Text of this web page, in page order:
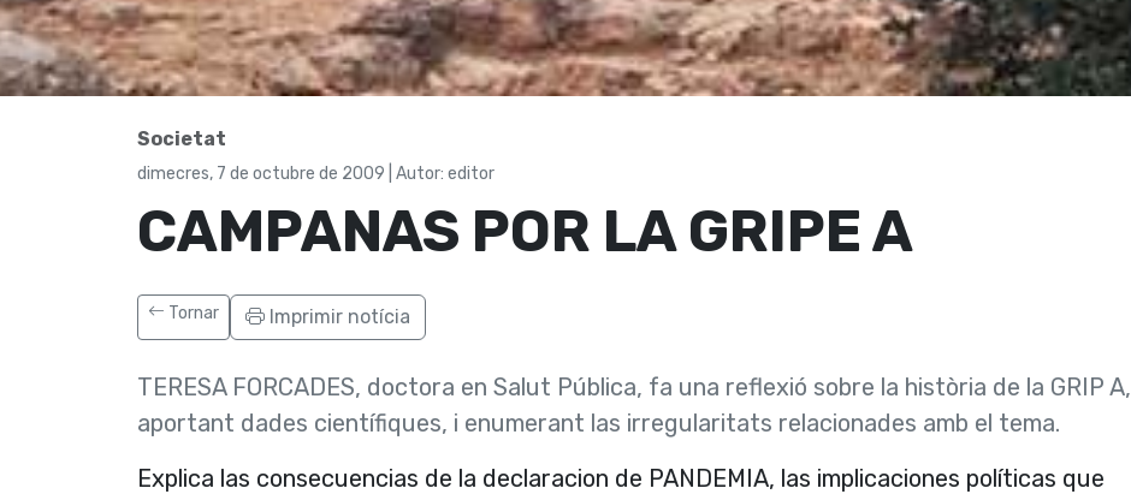
Societat
dimecres, 7 de octubre de 2009 | Autor: editor
CAMPANAS POR LA GRIPE A
Tornar Imprimir notícia
TERESA FORCADES, doctora en Salut Pública, fa una reflexió sobre la història de la GRIP A,
aportant dades cientí­fiques, i enumerant las irregularitats relacionades amb el tema.
Explica las consecuencias de la declaracion de PANDEMIA, las implicaciones polí­ticas que